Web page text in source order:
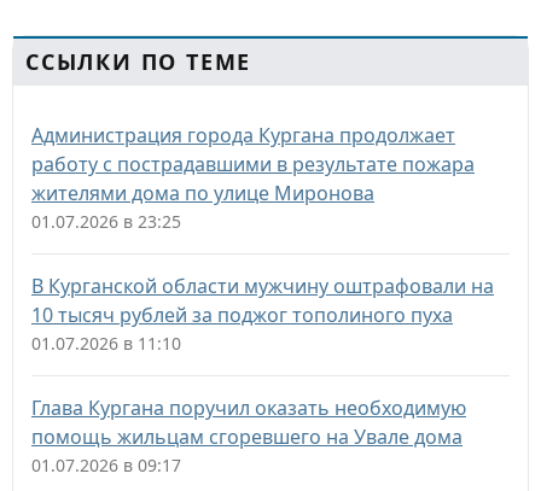
ССЫЛКИ ПО ТЕМЕ
Администрация города Кургана продолжает
работу с пострадавшими в результате пожара
жителями дома по улице Миронова
01.07.2026 в 23:25
В Курганской области мужчину оштрафовали на
10 тысяч рублей за поджог тополиного пуха
01.07.2026 в 11:10
Глава Кургана поручил оказать необходимую
помощь жильцам сгоревшего на Увале дома
01.07.2026 в 09:17